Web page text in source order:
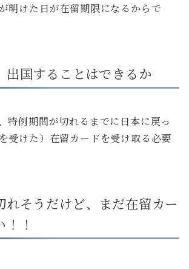
明けた日が在留期限になるからで
出国することはできるか
特例期間が切れるまでに日本に戻っ
受けた）在留カードを受け取る必要
れそうだけど、まだ在留カー
！